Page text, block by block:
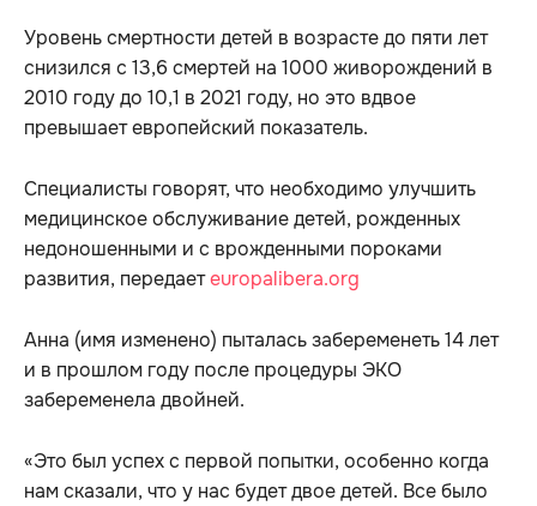
Уровень смертности детей в возрасте до пяти лет
снизился с 13,6 смертей на 1000 живорождений в
2010 году до 10,1 в 2021 году, но это вдвое
превышает европейский показатель.
Специалисты говорят, что необходимо улучшить
медицинское обслуживание детей, рожденных
недоношенными и с врожденными пороками
развития, передаетeuropalibera.org
Анна (имя изменено) пыталась забеременеть 14 лет
и в прошлом году после процедуры ЭКО
забеременела двойней.
«Это был успех с первой попытки, особенно когда
нам сказали, что у нас будет двое детей. Все было